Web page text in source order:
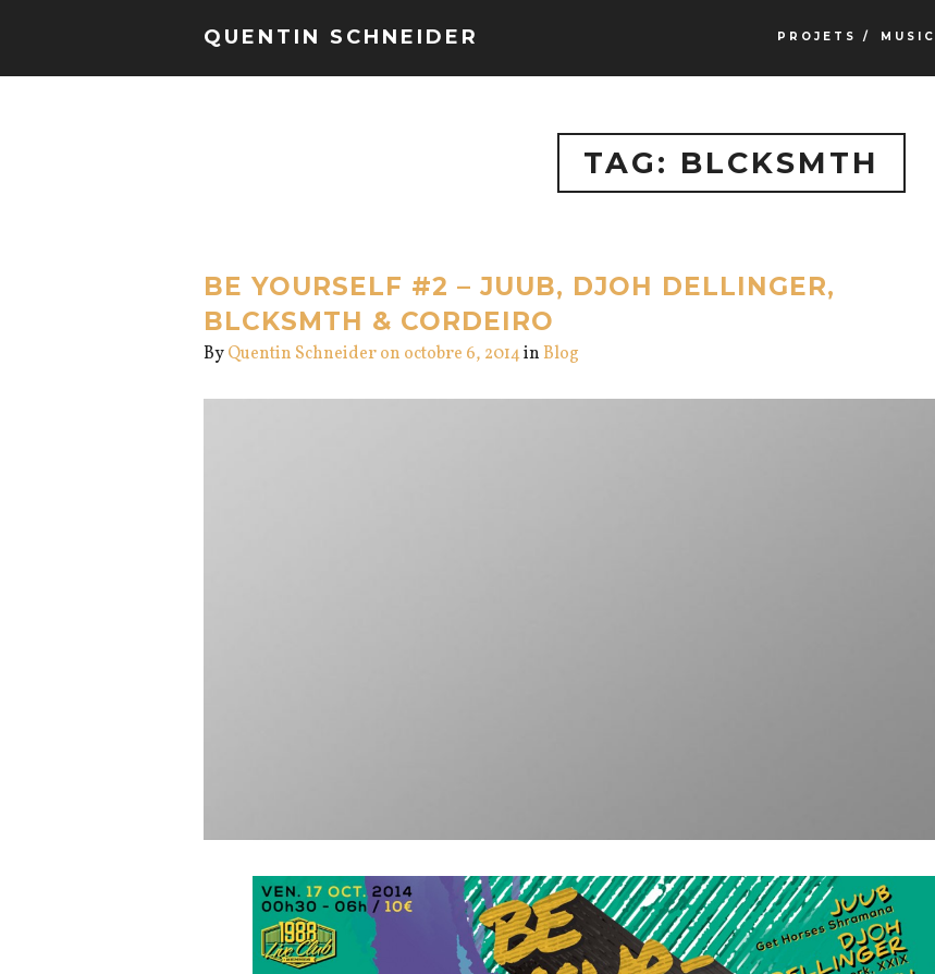
QUENTIN SCHNEIDER PROJETS /
TAG: BLCKSMTH
BE YOURSELF #2 – JUUB, DJOH DELLINGER,
BLCKSMTH & CORDEIRO
ByQuentin Schneideron octobre 6, 2014in Blog